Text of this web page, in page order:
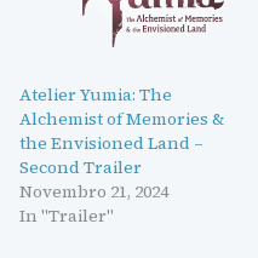
Atelier Yumia: The
Alchemist of Memories &
the Envisioned Land –
Second Trailer
Novembro 21, 2024
In "Trailer"